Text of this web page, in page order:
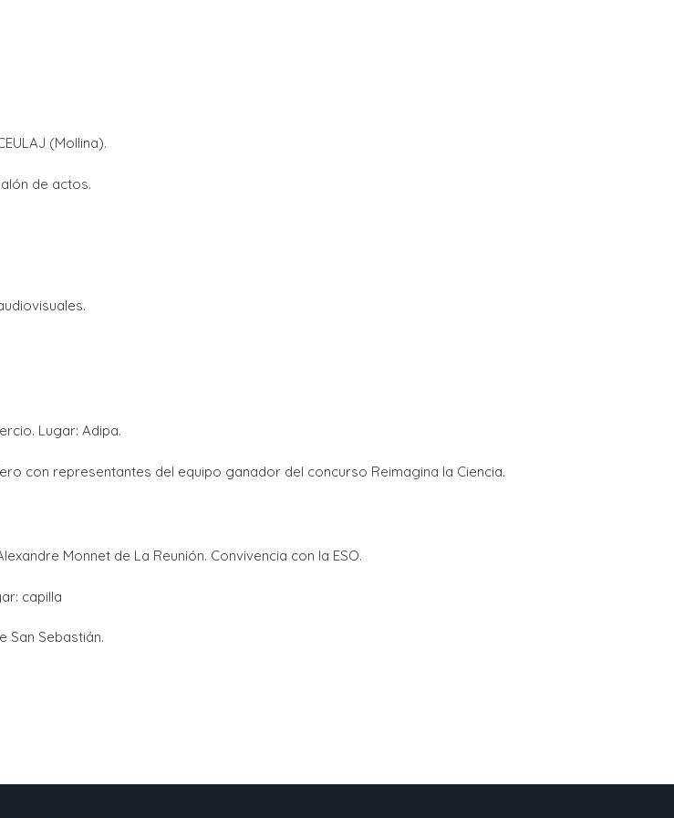
(Mollina).
de actos.
Lugar: Adipa.
con representantes del equipo ganador del concurso Reimagina la Ciencia.
Monnet de La Reunión. Convivencia con la ESO.
capilla
San Sebastián.